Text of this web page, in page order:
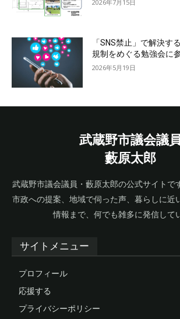
2026年7月15日
「SNS禁止」で解決
規制をめぐる勉強会に
2026年5月19日
武蔵野市議会議員
藪原太郎
武蔵野市議会議員・藪原太郎の公式サイトで
市政への提案、地域で伺った声、暮らしに近
情報まで、何でも雑多に発信して
サイトメニュー
プロフィール
応援する
プライバシーポリシー